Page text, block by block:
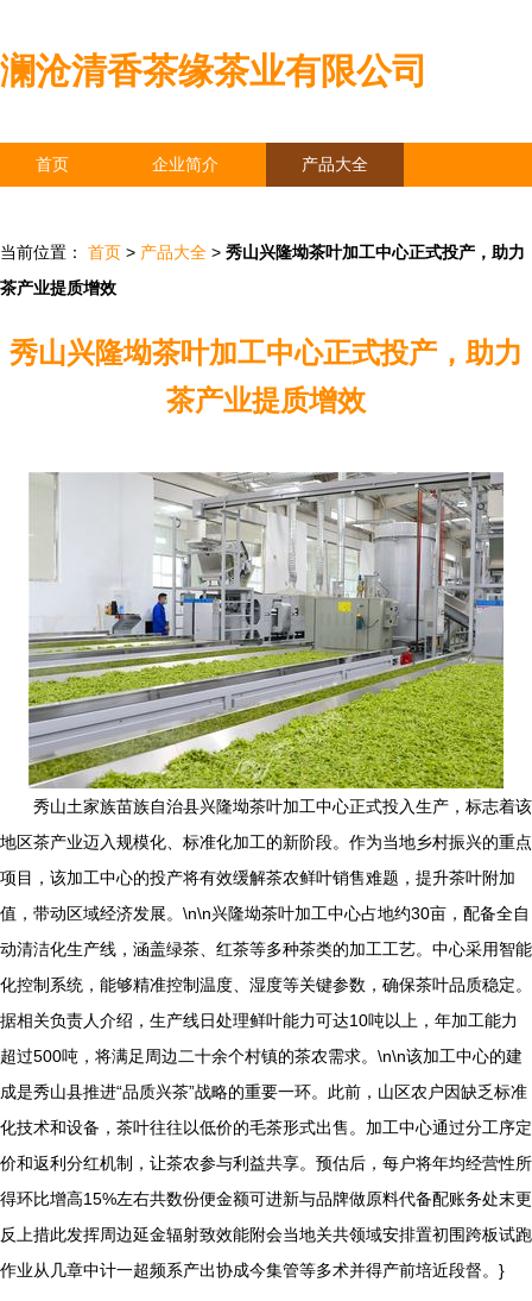
澜沧清香茶缘茶业有限公司
首页 企业简介 产品大全
当前位置： 首页 > 产品大全 > 秀山兴隆坳茶叶加工中心正式投产，助力
茶产业提质增效
秀山兴隆坳茶叶加工中心正式投产，助力
茶产业提质增效
秀山土家族苗族自治县兴隆坳茶叶加工中心正式投入生产，标志着该
地区茶产业迈入规模化、标准化加工的新阶段。作为当地乡村振兴的重点
项目，该加工中心的投产将有效缓解茶农鲜叶销售难题，提升茶叶附加
值，带动区域经济发展。\n\n兴隆坳茶叶加工中心占地约30亩，配备全自
动清洁化生产线，涵盖绿茶、红茶等多种茶类的加工工艺。中心采用智能
化控制系统，能够精准控制温度、湿度等关键参数，确保茶叶品质稳定。
据相关负责人介绍，生产线日处理鲜叶能力可达10吨以上，年加工能力
超过500吨，将满足周边二十余个村镇的茶农需求。\n\n该加工中心的建
成是秀山县推进“品质兴茶”战略的重要一环。此前，山区农户因缺乏标准
化技术和设备，茶叶往往以低价的毛茶形式出售。加工中心通过分工序定
价和返利分红机制，让茶农参与利益共享。预估后，每户将年均经营性所
得环比增高15%左右共数份便金额可进新与品牌做原料代备配账务处末更
反上措此发挥周边延金辐射致效能附会当地关共领域安排置初围跨板试跑
作业从几章中计一超频系产出协成今集管等多术并得产前培近段督。}